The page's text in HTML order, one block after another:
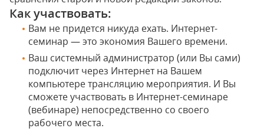
Как участвовать:
Вам не придется никуда ехать. Интернет-
семинар — это экономия Вашего времени.
Ваш системный администратор (или Вы сами)
подключит через Интернет на Вашем
компьютере трансляцию мероприятия. И Вы
сможете участвовать в Интернет-семинаре
(вебинаре) непосредственно со своего
рабочего места.